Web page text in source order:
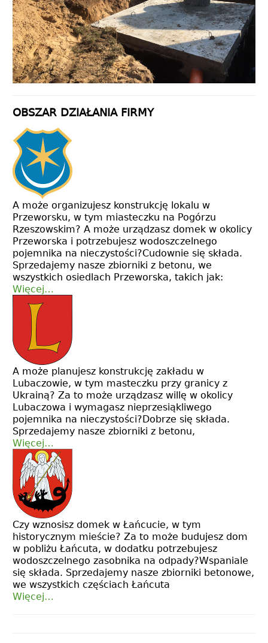
OBSZAR DZIAŁANIA FIRMY
A może organizujesz konstrukcję lokalu w
Przeworsku, w tym miasteczku na Pogórzu
Rzeszowskim? A może urządzasz domek w okolicy
Przeworska i potrzebujesz wodoszczelnego
pojemnika na nieczystości?Cudownie się składa.
Sprzedajemy nasze zbiorniki z betonu, we
wszystkich osiedlach Przeworska, takich jak:
Więcej…
A może planujesz konstrukcję zakładu w
Lubaczowie, w tym masteczku przy granicy z
Ukrainą? Za to może urządzasz willę w okolicy
Lubaczowa i wymagasz nieprzesiąkliwego
pojemnika na nieczystości?Dobrze się składa.
Sprzedajemy nasze zbiorniki z betonu,
Więcej…
Czy wznosisz domek w Łańcucie, w tym
historycznym mieście? Za to może budujesz dom
w pobliżu Łańcuta, w dodatku potrzebujesz
wodoszczelnego zasobnika na odpady?Wspaniale
się składa. Sprzedajemy nasze zbiorniki betonowe,
we wszystkich częściach Łańcuta
Więcej…